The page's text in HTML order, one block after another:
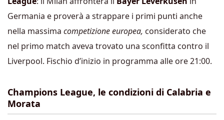
Germania e proverà a strappare i primi punti anche
nella massima competizione europea, considerato che
nel primo match aveva trovato una sconfitta contro il
Liverpool. Fischio d’inizio in programma alle ore 21:00.
Champions League, le condizioni di Calabria e
Morata